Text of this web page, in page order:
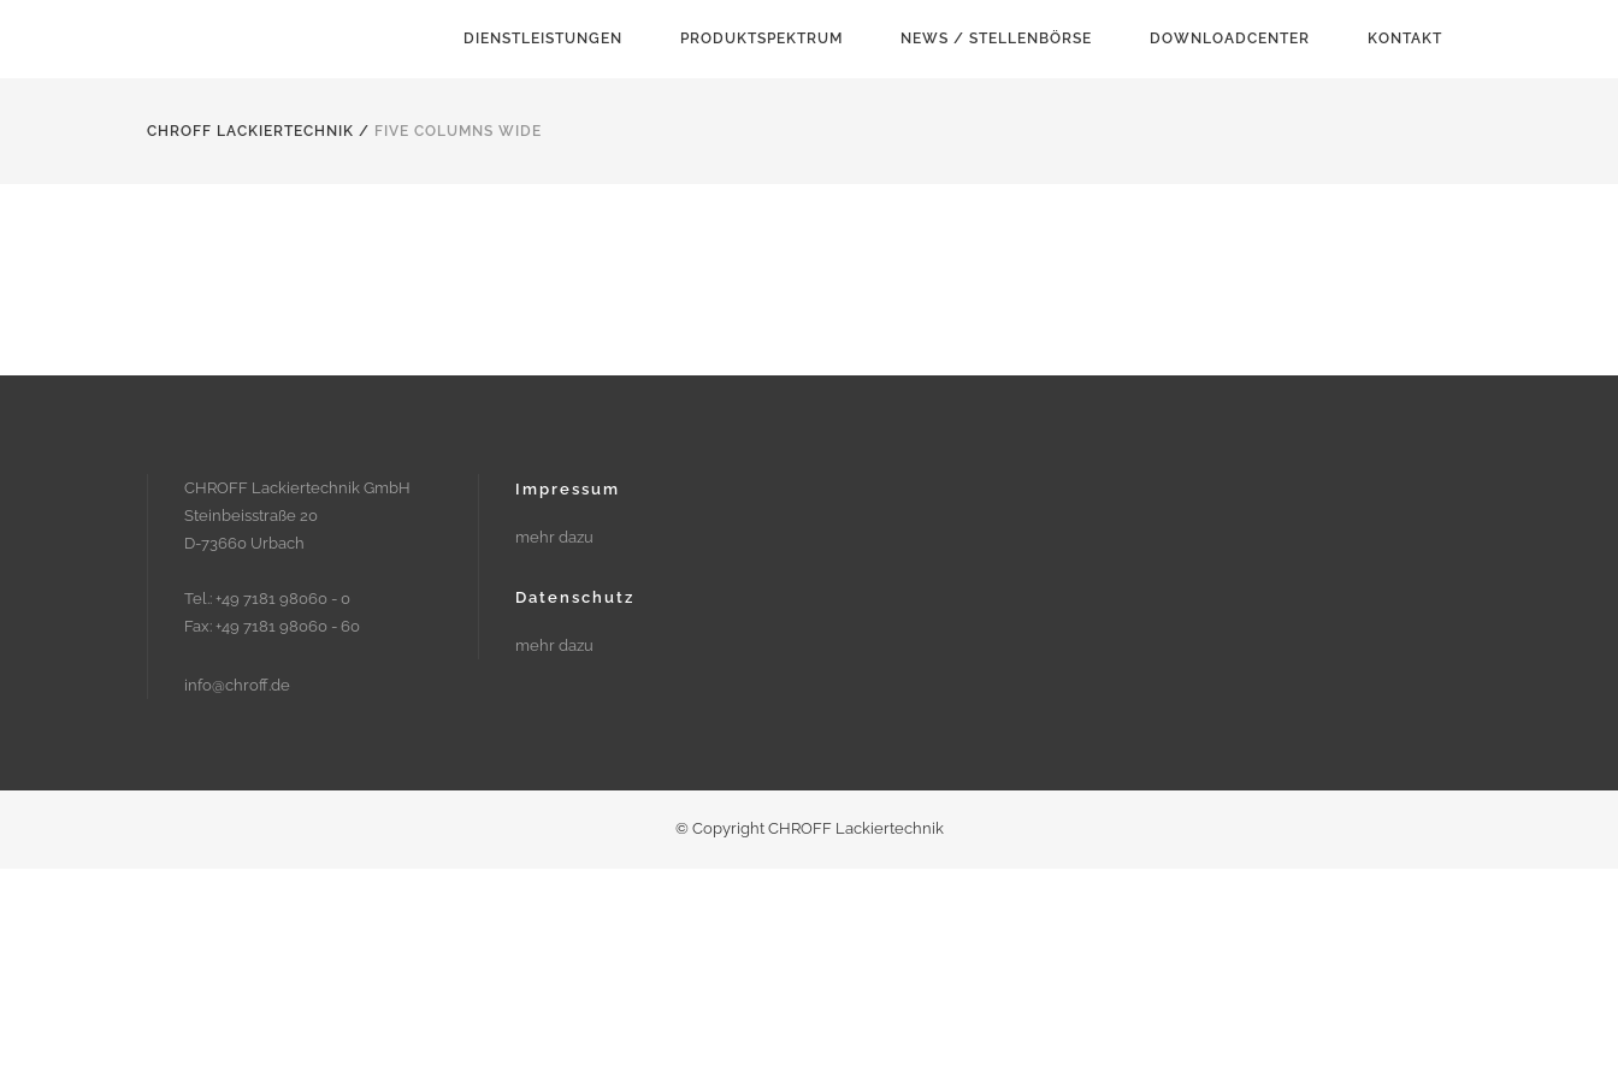
DIENSTLEISTUNGEN PRODUKTSPEKTRUM NEWS / STELLENBÖRSE DOWNLOADCENTER KONTAKT
CHROFF LACKIERTECHNIK / FIVE COLUMNS WIDE
CHROFF Lackiertechnik GmbH
Steinbeisstraße 20
D-73660 Urbach
Tel.: +49 7181 98060 - 0
Fax: +49 7181 98060 - 60
info@chroff.de
Impressum
mehr dazu
Datenschutz
mehr dazu
© Copyright CHROFF Lackiertechnik